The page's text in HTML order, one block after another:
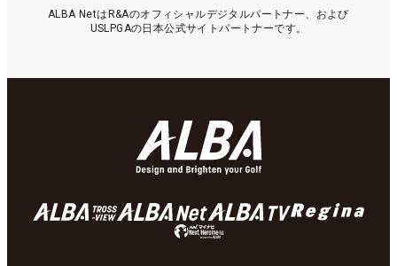
ALBA NetはR&Aのオフィシャルデジタルパートナー、および
USLPGAの日本公式サイトパートナーです。